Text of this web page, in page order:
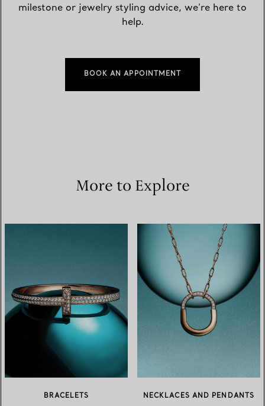
milestone or jewelry styling advice, we’re here to
help.
BOOK AN APPOINTMENT
More to Explore
BRACELETS NECKLACES AND PENDANTS